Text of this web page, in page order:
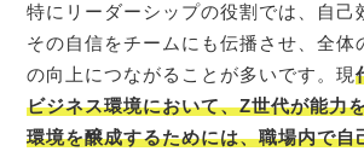
特にリーダーシップの役割では、自己
その自信をチームにも伝播させ、全体
の向上につながることが多いです。現
ビジネス環境において、Z世代が能力
環境を醸成するためには、職場内で自